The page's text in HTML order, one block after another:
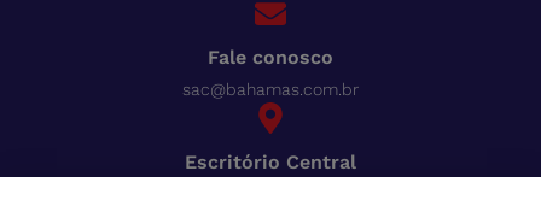
Fale conosco
sac@bahamas.com.br
Escritório Central